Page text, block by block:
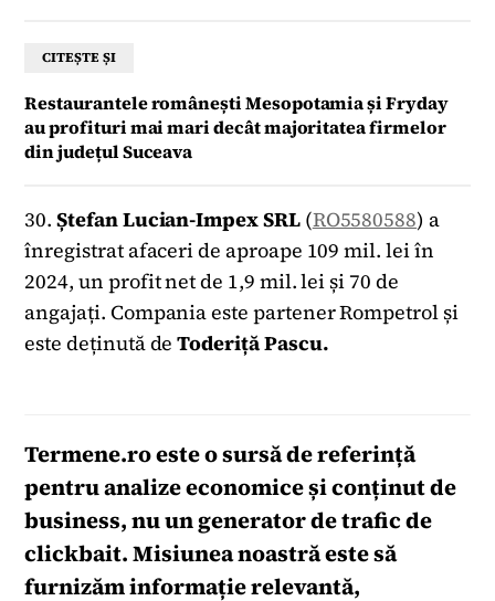
CITEȘTE ȘI
Restaurantele românești Mesopotamia și Fryday
au profituri mai mari decât majoritatea firmelor
din județul Suceava
30.Ștefan Lucian-Impex SRL(RO5580588) a
înregistrat afaceri de aproape 109 mil. lei în
2024, un profit net de 1,9 mil. lei și 70 de
angajați. Compania este partener Rompetrol și
este deținută deToderiță Pascu.
Termene.roeste o sursă de referință
pentru analize economice și conținut de
business, nu un generator de trafic de
clickbait. Misiunea noastră este să
furnizăm informație relevantă,